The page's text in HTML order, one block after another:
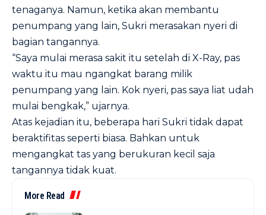
tenaganya. Namun, ketika akan membantu
penumpang yang lain, Sukri merasakan nyeri di
bagian tangannya.
“Saya mulai merasa sakit itu setelah di X-Ray, pas
waktu itu mau ngangkat barang milik
penumpang yang lain. Kok nyeri, pas saya liat udah
mulai bengkak,” ujarnya.
Atas kejadian itu, beberapa hari Sukri tidak dapat
beraktifitas seperti biasa. Bahkan untuk
mengangkat tas yang berukuran kecil saja
tangannya tidak kuat.
More Read